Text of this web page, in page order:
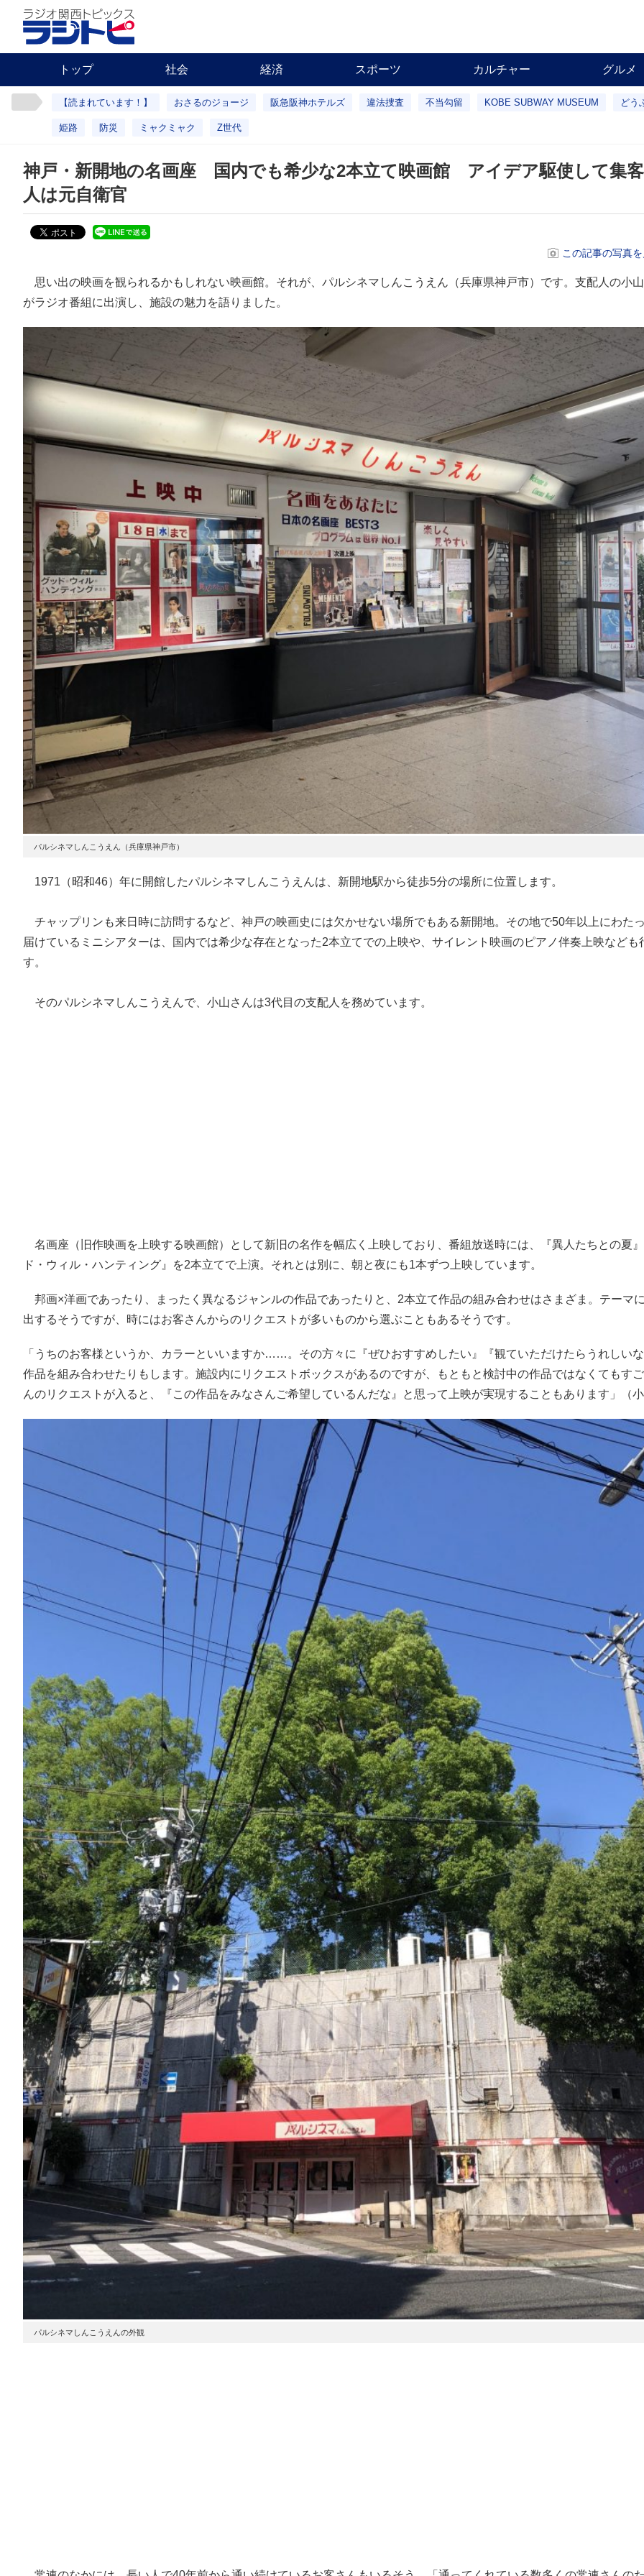
トップ 社会 経済 スポーツ カルチャー グルメ
【読まれています！】 おさるのジョージ 阪急阪神ホテルズ 違法捜査 不当勾留 KOBE SUBWAY MUSEUM どう
姫路 防災 ミャクミャク Z世代
神戸・新開地の名画座 国内でも希少な2本立て映画館 アイデア駆使して集
人は元自衛官
この記事の写真
思い出の映画を観られるかもしれない映画館。それが、パルシネマしんこうえん（兵庫県神戸市）です。支配人の小
がラジオ番組に出演し、施設の魅力を語りました。
パルシネマしんこうえん（兵庫県神戸市）
1971（昭和46）年に開館したパルシネマしんこうえんは、新開地駅から徒歩5分の場所に位置します。
チャップリンも来日時に訪問するなど、神戸の映画史には欠かせない場所でもある新開地。その地で50年以上にわた
届けているミニシアターは、国内では希少な存在となった2本立てでの上映や、サイレント映画のピアノ伴奏上映なども
す。
そのパルシネマしんこうえんで、小山さんは3代目の支配人を務めています。
名画座（旧作映画を上映する映画館）として新旧の名作を幅広く上映しており、番組放送時には、『異人たちとの夏
ド・ウィル・ハンティング』を2本立てで上演。それとは別に、朝と夜にも1本ずつ上映しています。
邦画×洋画であったり、まったく異なるジャンルの作品であったりと、2本立て作品の組み合わせはさまざま。テーマ
出するそうですが、時にはお客さんからのリクエストが多いものから選ぶこともあるそうです。
「うちのお客様というか、カラーといいますか……。その方々に『ぜひおすすめしたい』『観ていただけたらうれしい
作品を組み合わせたりもします。施設内にリクエストボックスがあるのですが、もともと検討中の作品ではなくてもす
んのリクエストが入ると、『この作品をみなさんご希望しているんだな』と思って上映が実現することもあります」（
パルシネマしんこうえんの外観